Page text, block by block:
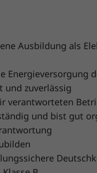
Ausbildung als
Energieversorgung
und zuverlässig
verantworteten
und bist gut